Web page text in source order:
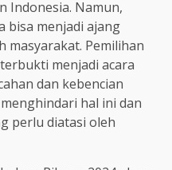
Indonesia. Namun,
bisa menjadi ajang
masyarakat. Pemilihan
menjadi acara
dan kebencian
hal ini dan
perlu diatasi oleh